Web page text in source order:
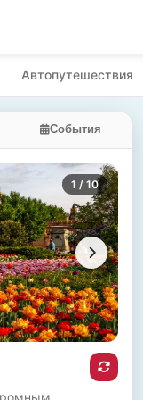
Автопутешествия
События
1 / 10